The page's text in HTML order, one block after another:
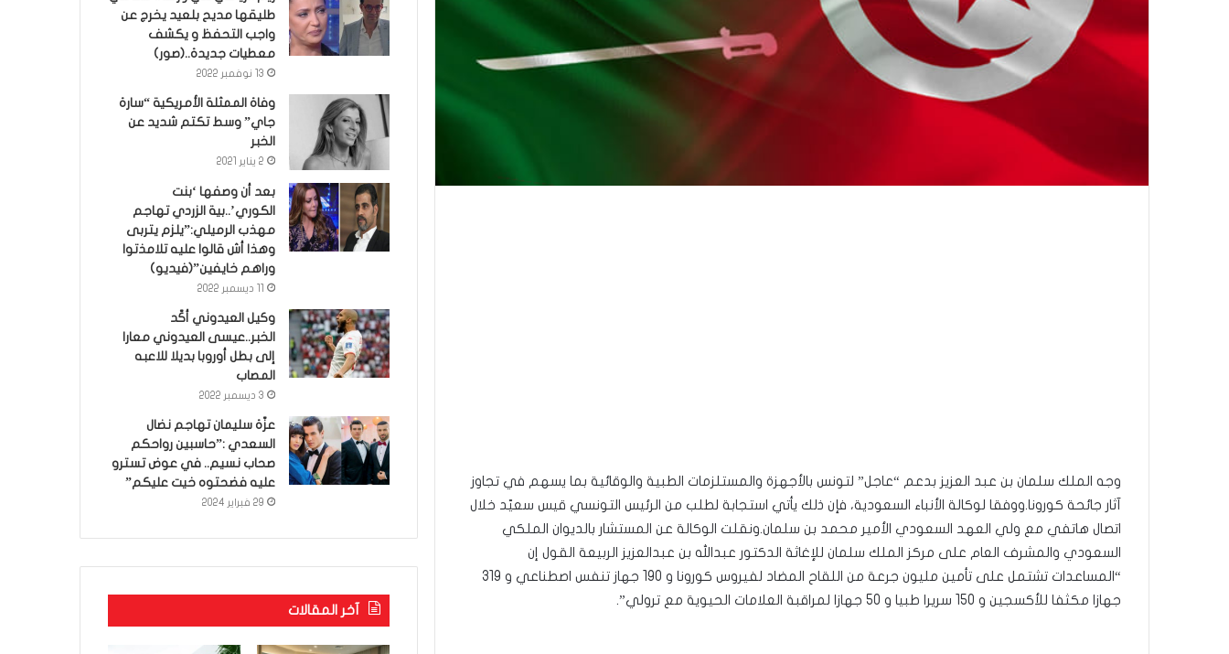
وجه الملك سلمان بن عبد العزيز بدعم “عاجل” لتونس بالأجهزة والمستلزمات الطبية والوقائية بما يسهم في تجاوز
آثار جائحة كورونا.ووفقا لوكالة الأنباء السعودية، فإن ذلك يأتي استجابة لطلب من الرئيس التونسي قيس سعيّد خلال
اتصال هاتفي مع ولي العهد السعودي الأمير محمد بن سلمان.ونقلت الوكالة عن المستشار بالديوان الملكي
السعودي والمشرف العام على مركز الملك سلمان للإغاثة الدكتور عبدالله بن عبدالعزيز الربيعة القول إن
“المساعدات تشتمل على تأمين مليون جرعة من اللقاح المضاد لفيروس كورونا و 190 جهاز تنفس اصطناعي و 319
جهازا مكثفا للأكسجين و 150 سريرا طبيا و 50 جهازا لمراقبة العلامات الحيوية مع ترولي”.
طليقها مديح بلعيد يخرج عن
واجب التحفظ و يكشف
معطيات جديدة..(صور)
13 نوفمبر 2022
وفاة الممثلة الأمريكية “سارة
جاي” وسط تكتم شديد عن
الخبر
2 يناير 2021
بعد أن وصفها ‘بنت
الكوري’..بية الزردي تهاجم
مهذب الرميلي:”يلزم يتربى
وهذا أش قالوا عليه تلامذتوا
وراهم خايفين”(فيديو)
وكيل العيدوني أكّد
الخبر..عيسى العيدوني معارا
إلى بطل أوروبا بديلا للاعبه
المصاب
3 ديسمبر 2022
عزّة سليمان تهاجم نضال
السعدي :”حاسبين رواحكم
صحاب نسيم.. في عوض تسترو
عليه فضحتوه خيت عليكم”
29 فبراير 2024
آخر المقالات